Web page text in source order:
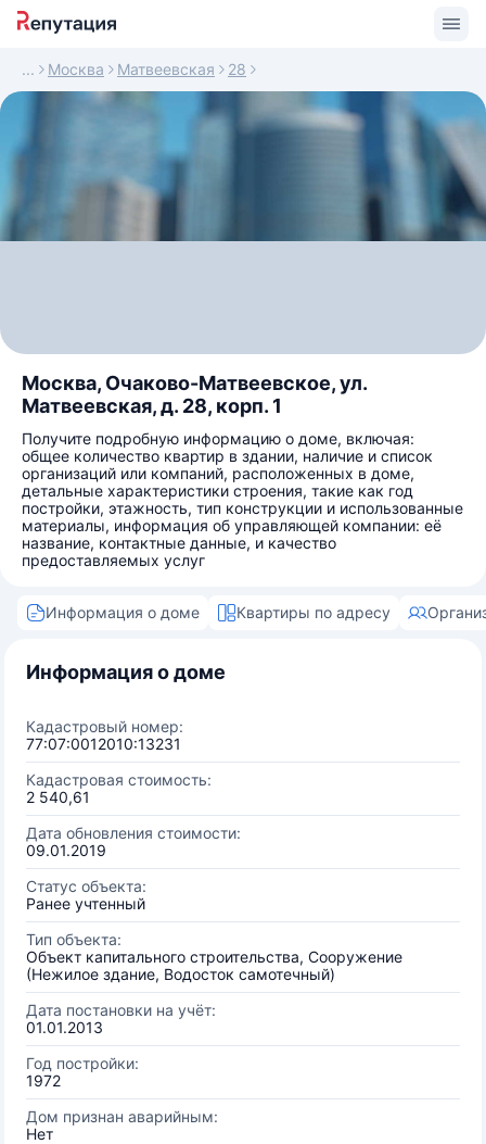
Москва Матвеевская 28
Москва, Очаково-Матвеевское, ул.
Матвеевская, д. 28, корп. 1
Получите подробную информацию о доме, включая:
общее количество квартир в здании, наличие и список
организаций или компаний, расположенных в доме,
детальные характеристики строения, такие как год
постройки, этажность, тип конструкции и использованные
материалы, информация об управляющей компании: её
название, контактные данные, и качество
предоставляемых услуг
Информация о доме Квартиры по адресу
Информация о доме
Кадастровый номер:
77:07:0012010:13231
Кадастровая стоимость:
2 540,61
Дата обновления стоимости:
09.01.2019
Статус объекта:
Ранее учтенный
Тип объекта:
Объект капитального строительства, Сооружение
(Нежилое здание, Водосток самотечный)
Дата постановки на учёт:
01.01.2013
Год постройки:
1972
Дом признан аварийным:
Нет